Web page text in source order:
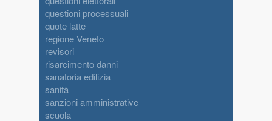
questioni processuali
quote latte
regione Veneto
revisori
risarcimento danni
sanatoria edilizia
sanità
sanzioni amministrative
scuola